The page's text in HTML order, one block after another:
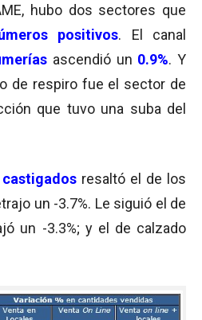
hubo dos sectores que
positivos. El canal
ascendió un 0.9%. Y
de respiro fue el sector de
que tuvo una suba del
resaltó el de los
un -3.7%. Le siguió el de
un -3.3%; y el de calzado